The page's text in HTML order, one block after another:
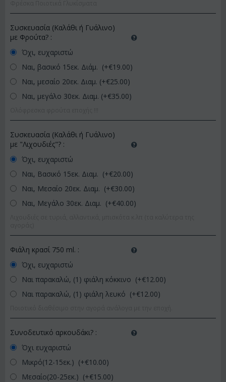
Συσκευασία (Καλάθι ή Γυάλινο)
με Φρούτα? :
Όχι, ευχαριστώ
Ναι, βασικό 15εκ. Διάμ. (+€19.00)
Ναι, μεσαίο 20εκ. Διαμ. (+€25.00)
Ναι, μεγάλο 30εκ. Διαμ. (+€35.00)
Συσκευασία (Καλάθι ή Γυάλινο)
με "Λιχουδιές"? :
Όχι, ευχαριστώ
Ναι, Βασικό 15εκ. Διαμ. (+€20.00)
Ναι, Μεσαίο 20εκ. Διαμ. (+€30.00)
Ναι, Μεγάλο 30εκ. Διαμ. (+€40.00)
Φιάλη κρασί 750 ml. :
Όχι, ευχαριστώ
Ναι παρακαλώ, (1) φιάλη κόκκινο (+€12.00)
Ναι παρακαλώ, (1) φιάλη λευκό (+€12.00)
Συνοδευτικό αρκουδάκι? :
Όχι ευχαριστώ
Μικρό(12-15εκ.) (+€10.00)
Μεσαίο(20-25εκ.) (+€15.00)